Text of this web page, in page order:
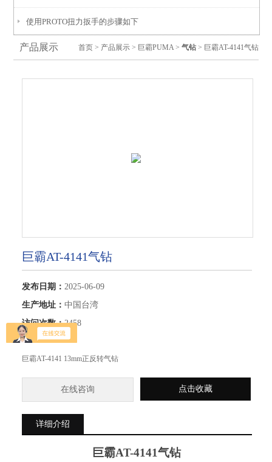
使用PROTO扭力扳手的步骤如下
产品展示 首页> 产品展示> 巨霸PUMA> 气钻> 巨霸AT-4141气钻
巨霸AT-4141气钻
发布日期： 2025-06-09
生产地址： 中国台湾
访问次数：2458
简要描述：
巨霸AT-4141 13mm正反转气钻
在线咨询 点击收藏
详细介绍
巨霸AT-4141气钻